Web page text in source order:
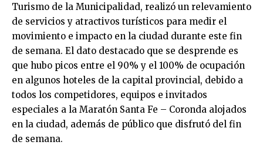
Turismo de la Municipalidad, realizó un relevamiento
de servicios y atractivos turísticos para medir el
movimiento e impacto en la ciudad durante este fin
de semana. El dato destacado que se desprende es
que hubo picos entre el 90% y el 100% de ocupación
en algunos hoteles de la capital provincial, debido a
todos los competidores, equipos e invitados
especiales a la Maratón Santa Fe – Coronda alojados
en la ciudad, además de público que disfrutó del fin
de semana.